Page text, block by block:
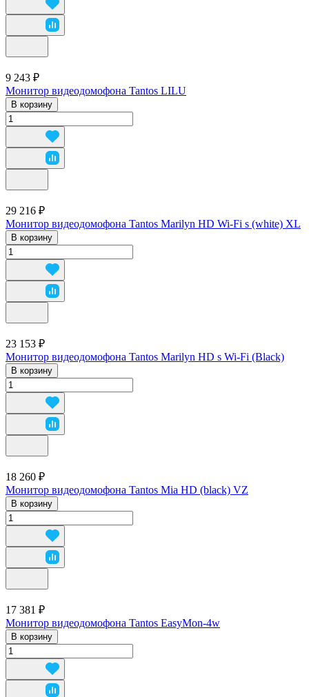
9 243 ₽
Монитор видеодомофона Tantos LILU
В корзину
29 216 ₽
Монитор видеодомофона Tantos Marilyn HD Wi-Fi s (white) XL
В корзину
23 153 ₽
Монитор видеодомофона Tantos Marilyn HD s Wi-Fi (Black)
В корзину
18 260 ₽
Монитор видеодомофона Tantos Mia HD (black) VZ
В корзину
17 381 ₽
Монитор видеодомофона Tantos EasyMon-4w
В корзину